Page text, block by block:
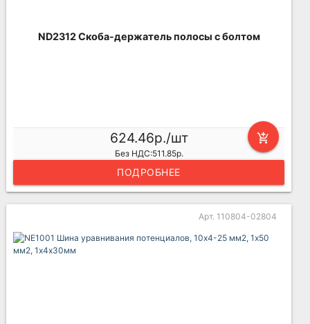
ND2312 Скоба-держатель полосы с болтом
add_shopping_cart
624.46р./шт
Без НДС:511.85р.
ПОДРОБНЕЕ
Арт. 110804-02804